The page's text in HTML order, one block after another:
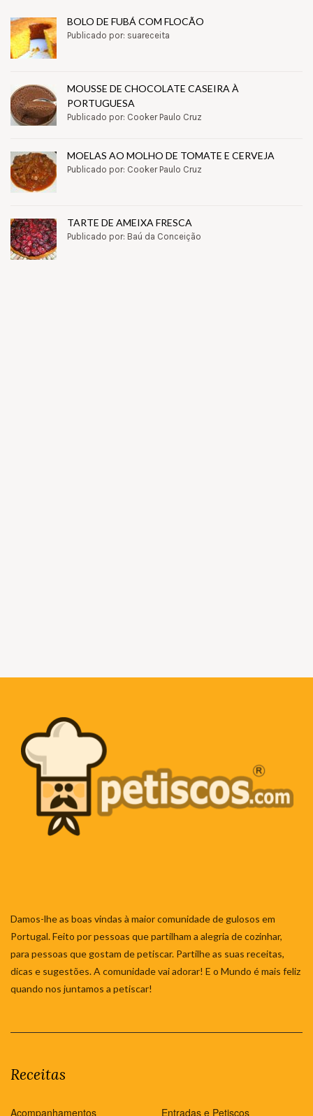
BOLO DE FUBÁ COM FLOCÃO
Publicado por: suareceita
MOUSSE DE CHOCOLATE CASEIRA À
PORTUGUESA
Publicado por: Cooker Paulo Cruz
MOELAS AO MOLHO DE TOMATE E CERVEJA
Publicado por: Cooker Paulo Cruz
TARTE DE AMEIXA FRESCA
Publicado por: Baú da Conceição
Damos-lhe as boas vindas à maior comunidade de gulosos em
Portugal. Feito por pessoas que partilham a alegria de cozinhar,
para pessoas que gostam de petiscar. Partilhe as suas receitas,
dicas e sugestões. A comunidade vai adorar! E o Mundo é mais feliz
quando nos juntamos a petiscar!
Receitas
Acompanhamentos
Entradas e Petiscos